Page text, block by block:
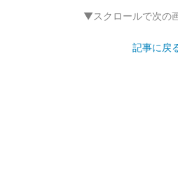
▼スクロールで次の
記事に戻